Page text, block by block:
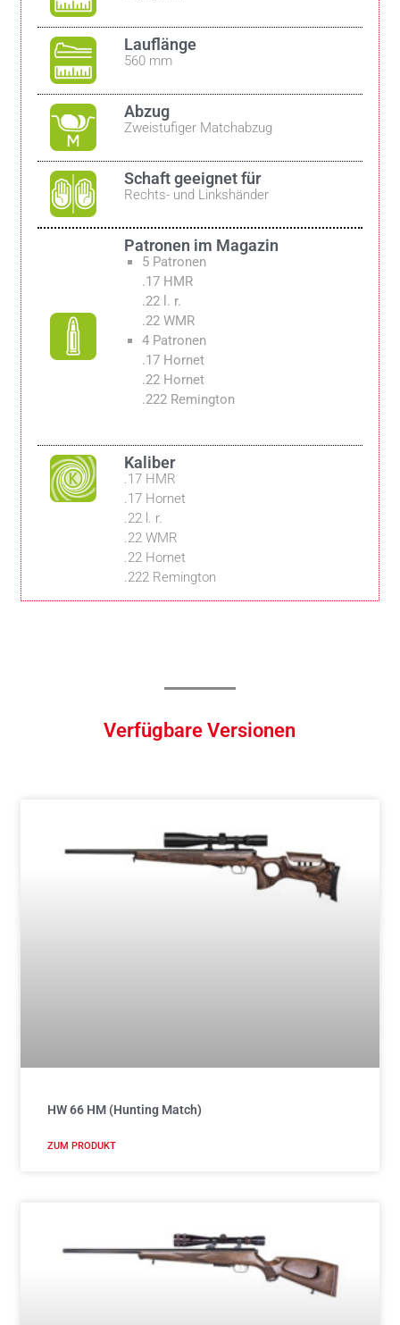
Lauflänge
560 mm
Abzug
Zweistufiger Matchabzug
Schaft geeignet für
Rechts- und Linkshänder
Patronen im Magazin
5 Patronen
.17 HMR
.22 l. r.
.22 WMR
4 Patronen
.17 Hornet
.22 Hornet
.222 Remington
Kaliber
.17 HMR
.17 Hornet
.22 l. r.
.22 WMR
.22 Hornet
.222 Remington
Verfügbare Versionen
HW 66 HM (Hunting Match)
ZUM PRODUKT